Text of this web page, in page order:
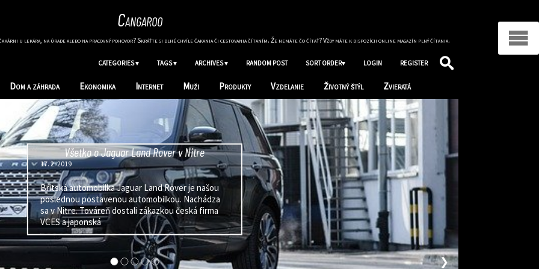
Cangaroo
u lekára, na úrade alebo na pracovný pohovor? Skráťte si dlhé chvíle čakania či cestovania čítaním. Že nemáte čo čítať? Vždy máte k dispozícii online magazín plný čítania.
CATEGORIES ▾ TAGS ▾ ARCHIVES ▾ RANDOM POST SORT ORDER▾ LOGIN REGISTER
Dom a záhrada Ekonomika Internet Muži Produkty Vzdelanie Životný štýl Zvieratá
Nevpusťte ich do svojho domu
3. 10. 2018
Rôzne druhy pascí sú asi najčastejšie využívaným
prostriedkom na odchyt a likvidáciu hlodavcov.
Nezabudnite však na to, že sa jedná o veľmi
❯